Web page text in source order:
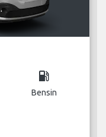
local_gas_station
Bensin